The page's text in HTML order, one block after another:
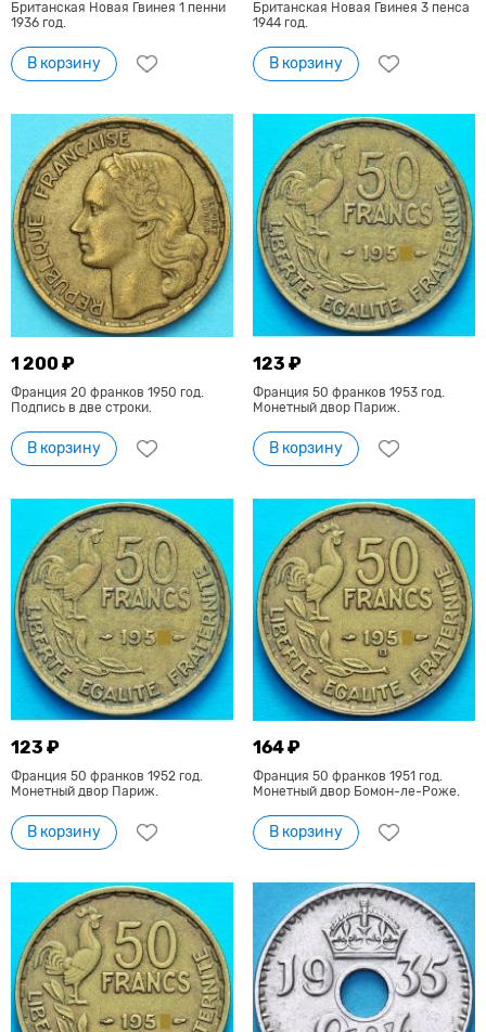
Британская Новая Гвинея 1 пенни
1936 год.
В корзину
Британская Новая Гвинея 3 пенса
1944 год.
В корзину
1 200 ₽
Франция 20 франков 1950 год.
Подпись в две строки.
В корзину
123 ₽
Франция 50 франков 1953 год.
Монетный двор Париж.
В корзину
123 ₽
Франция 50 франков 1952 год.
Монетный двор Париж.
В корзину
164 ₽
Франция 50 франков 1951 год.
Монетный двор Бомон-ле-Роже.
В корзину